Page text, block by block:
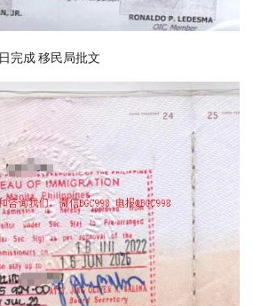
完成 移民局批文